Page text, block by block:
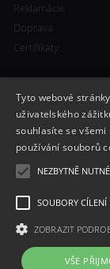
Reklamácie
Doprava
Certifikáty
RYCHLÝ
+420 608 138 367
info@bomba-cig.sk
Tyto webové
uživatelského
souhlasíte se všemi
používání souborů
NEZBYTNĚ
SOUBORY CÍLENÍ
ZOBRAZIT
VŠE